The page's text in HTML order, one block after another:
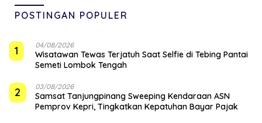
POSTINGAN POPULER
1 04/08/2026
Wisatawan Tewas Terjatuh Saat Selfie di Tebing Pantai
Semeti Lombok Tengah
2 03/08/2026
Samsat Tanjungpinang Sweeping Kendaraan ASN
Pemprov Kepri, Tingkatkan Kepatuhan Bayar Pajak